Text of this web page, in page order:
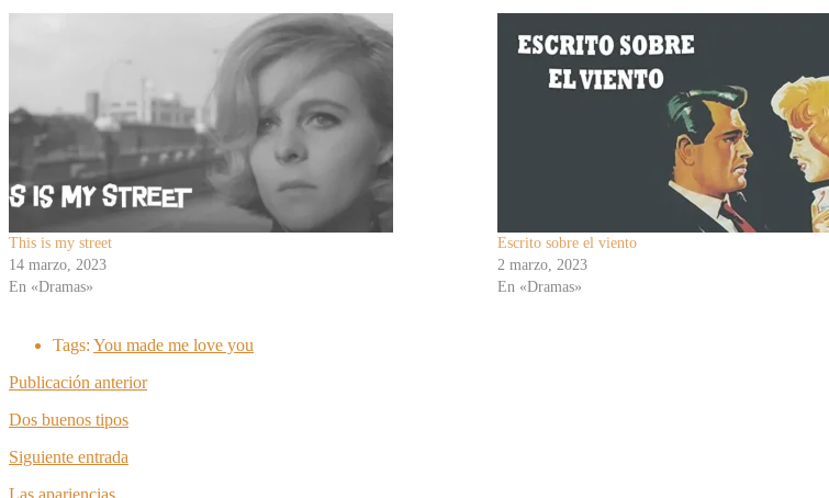
This is my street
14 marzo, 2023
En «Dramas»
Escrito sobre el viento
2 marzo, 2023
En «Dramas»
Tags: You made me love you
Publicación anterior
Dos buenos tipos
Siguiente entrada
Las apariencias